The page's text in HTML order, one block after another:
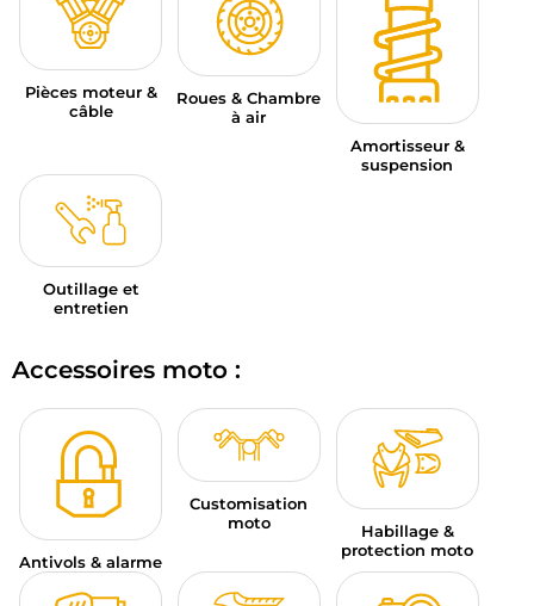
NOUS CONTACTER
Pièces moteur &
câble
Roues & Chambre
à air
Amortisseur &
suspension
Outillage et
entretien
Accessoires moto :
Antivols & alarme
Customisation
moto
Habillage &
protection moto